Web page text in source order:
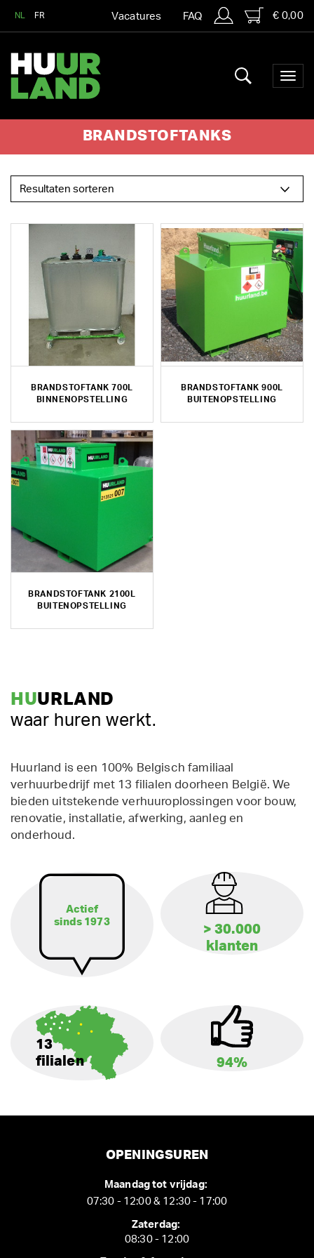
NL FR Vacatures FAQ € 0,00
BRANDSTOFTANKS
BRANDSTOFTANK 700L
BINNENOPSTELLING
BRANDSTOFTANK 900L
BUITENOPSTELLING
BRANDSTOFTANK 2100L
BUITENOPSTELLING
HUURLAND
waar huren werkt.
Huurland is een 100% Belgisch familiaal
verhuurbedrijf met 13 filialen doorheen België. We
bieden uitstekende verhuuroplossingen voor bouw,
renovatie, installatie, afwerking, aanleg en
onderhoud.
Actief
sinds 1973
> 30.000
klanten
13
filialen
94%
OPENINGSUREN
Maandag tot vrijdag:
07:30 - 12:00 & 12:30 - 17:00
Zaterdag:
08:30 - 12:00